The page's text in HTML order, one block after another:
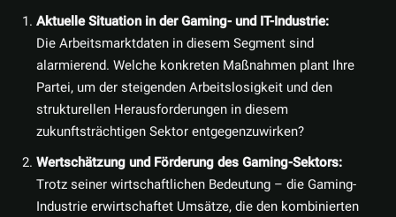
Aktuelle Situation in der Gaming- und IT-Industrie:
Die Arbeitsmarktdaten in diesem Segment sind
alarmierend. Welche konkreten Maßnahmen plant Ihre
Partei, um der steigenden Arbeitslosigkeit und den
strukturellen Herausforderungen in diesem
zukunftsträchtigen Sektor entgegenzuwirken?
Wertschätzung und Förderung des Gaming-Sektors:
Trotz seiner wirtschaftlichen Bedeutung – die Gaming-
Industrie erwirtschaftet Umsätze, die den kombinierten